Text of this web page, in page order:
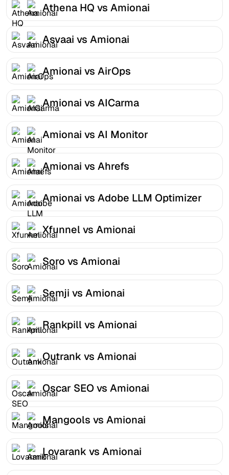
Athena HQ vs Amionai
Asvaai vs Amionai
Amionai vs AirOps
Amionai vs AICarma
Amionai vs AI Monitor
Amionai vs Ahrefs
Amionai vs Adobe LLM Optimizer
Xfunnel vs Amionai
Soro vs Amionai
Semji vs Amionai
Rankpill vs Amionai
Outrank vs Amionai
Oscar SEO vs Amionai
Mangools vs Amionai
Lovarank vs Amionai